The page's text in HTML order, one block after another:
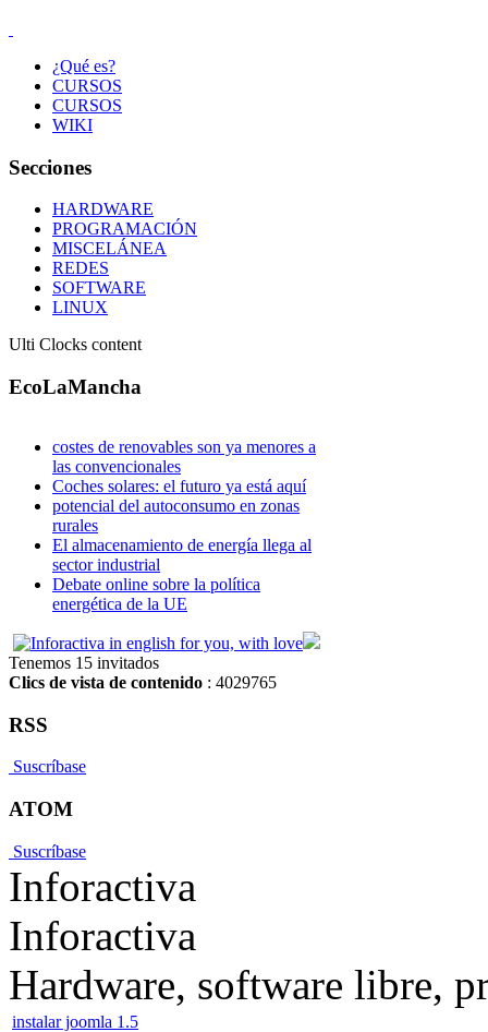
¿Qué es?
CURSOS
CURSOS
WIKI
Secciones
HARDWARE
PROGRAMACIÓN
MISCELÁNEA
REDES
SOFTWARE
LINUX
Ulti Clocks content
EcoLaMancha
costes de renovables son ya menores a
las convencionales
Coches solares: el futuro ya está aquí
potencial del autoconsumo en zonas
rurales
El almacenamiento de energía llega al
sector industrial
Debate online sobre la política
energética de la UE
Tenemos 15 invitados
Clics de vista de contenido : 4029765
RSS
Suscríbase
ATOM
Suscríbase
Inforactiva
Inforactiva
Hardware, software libre,
instalar joomla 1.5